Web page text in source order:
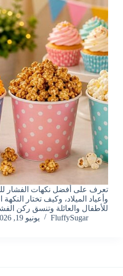
تعرف على أفضل نكهات الفشار
وأعياد الميلاد، وكيف تختار النكهة
للأطفال والعائلة وتنسق ركن
FluffySugar
يونيو 19, 2026